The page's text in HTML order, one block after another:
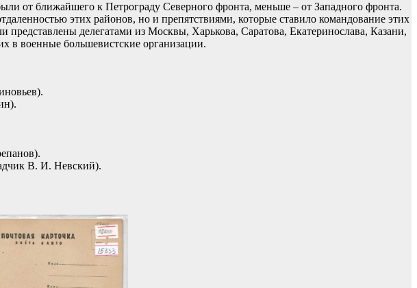
от ближайшего к Петрограду Северного фронта, меньше – от Западного фронта.
этих районов, но и препятствиями, которые ставило командование этих
делегатами из Москвы, Харькова, Саратова, Екатеринослава, Казани,
в военные большевистские организации.
В. И. Невский).